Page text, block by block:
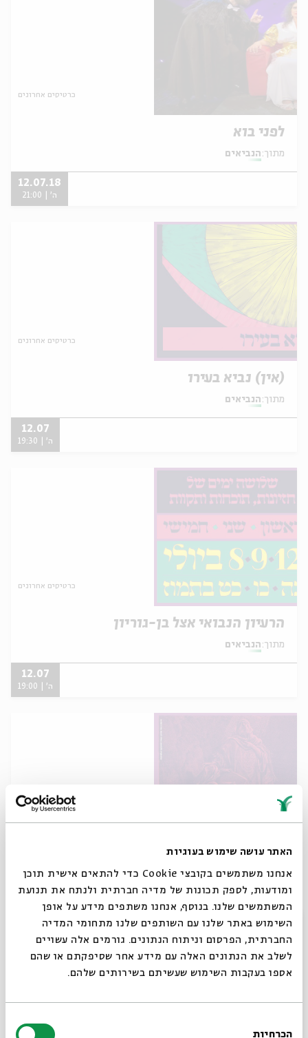
האתר עושה שימוש בעוגיות
אנחנו משתמשים בקובצי Cookie כדי להתאים אישית תוכן
ומודעות, לספק תכונות של מדיה חברתית ולנתח את תנועת
המשתמשים שלנו. בנוסף, אנחנו משתפים מידע על אופן
השימוש באתר שלנו עם השותפים שלנו מתחומי המדיה
החברתית, הפרסום וניתוח הנתונים. גורמים אלה עשויים
לשלב את הנתונים האלה עם מידע אחר שסיפקתם או שהם
אספו בעקבות השימוש שעשיתם בשירותים שלהם.
הכרחיות
כרטיסים אחרונים
לפני בוא
מתוך: הנביאים
12.07.18
ה' | 21:00
כרטיסים אחרונים
(אין) נביא בעירו
מתוך: הנביאים
12.07
ה' | 19:30
כרטיסים אחרונים
הרעיון הנבואי אצל בן-גוריון
מתוך: הנביאים
12.07
ה' | 19:00
מסיימים את התנ"ך עם 929
מתוך:הנביאים
09.07.18 סגור